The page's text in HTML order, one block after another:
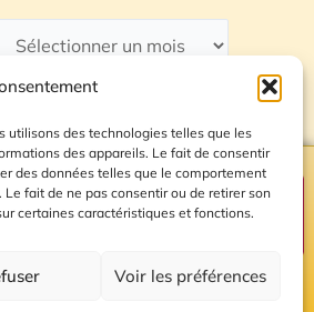
utilisons des technologies telles que les
des appareils. Le fait de consentir
des données telles que le comportement
fait de ne pas consentir ou de retirer son
certaines caractéristiques et fonctions.
Voir les préférences